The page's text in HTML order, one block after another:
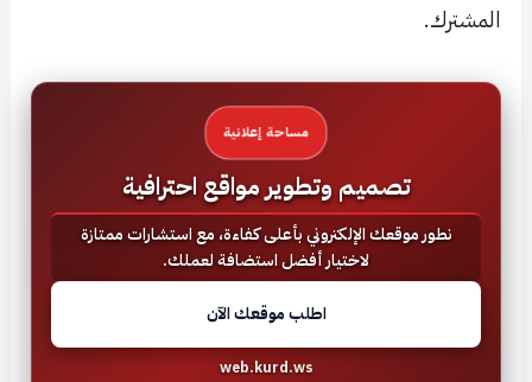
المشترك.
مساحة إعلانية
تصميم وتطوير مواقع احترافية
نطور موقعك الإلكتروني بأعلى كفاءة، مع استشارات ممتازة
لاختيار أفضل استضافة لعملك.
اطلب موقعك الآن
web.kurd.ws